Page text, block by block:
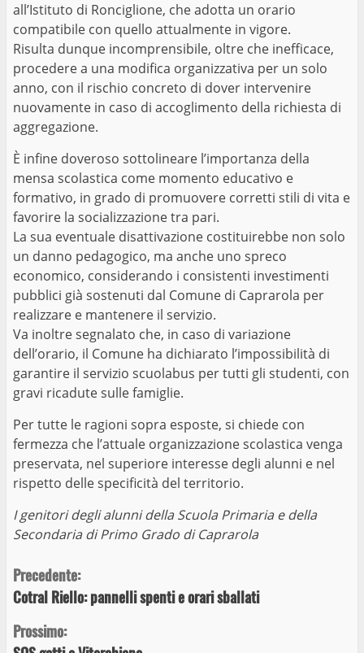
all’Istituto di Ronciglione, che adotta un orario
compatibile con quello attualmente in vigore.
Risulta dunque incomprensibile, oltre che inefficace,
procedere a una modifica organizzativa per un solo
anno, con il rischio concreto di dover intervenire
nuovamente in caso di accoglimento della richiesta di
aggregazione.
È infine doveroso sottolineare l’importanza della
mensa scolastica come momento educativo e
formativo, in grado di promuovere corretti stili di vita e
favorire la socializzazione tra pari.
La sua eventuale disattivazione costituirebbe non solo
un danno pedagogico, ma anche uno spreco
economico, considerando i consistenti investimenti
pubblici già sostenuti dal Comune di Caprarola per
realizzare e mantenere il servizio.
Va inoltre segnalato che, in caso di variazione
dell’orario, il Comune ha dichiarato l’impossibilità di
garantire il servizio scuolabus per tutti gli studenti, con
gravi ricadute sulle famiglie.
Per tutte le ragioni sopra esposte, si chiede con
fermezza che l’attuale organizzazione scolastica venga
preservata, nel superiore interesse degli alunni e nel
rispetto delle specificità del territorio.
I genitori degli alunni della Scuola Primaria e della
Secondaria di Primo Grado di Caprarola
Continue
Reading
Precedente:
Cotral Riello: pannelli spenti e orari sballati
Prossimo: